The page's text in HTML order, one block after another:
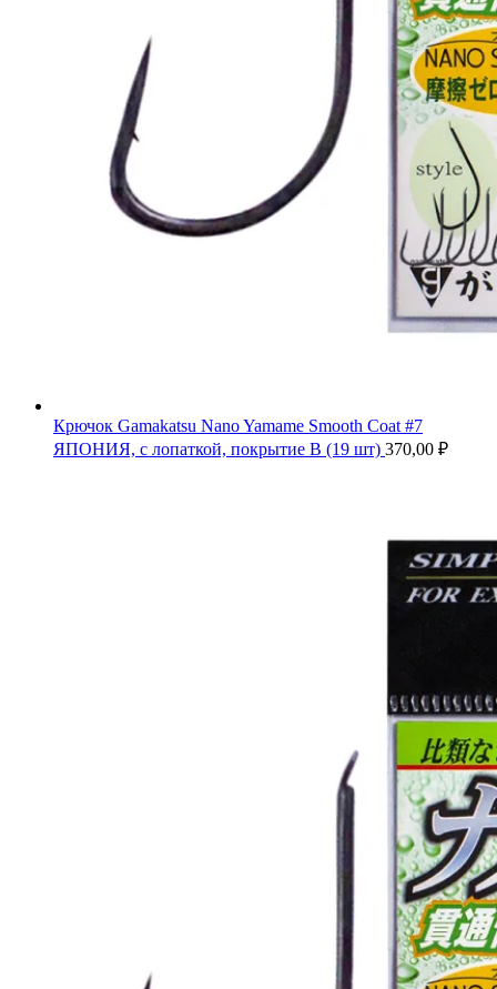
Крючок Gamakatsu Nano Yamame Smooth Coat #7
ЯПОНИЯ, с лопаткой, покрытие B (19 шт) 370,00 ₽